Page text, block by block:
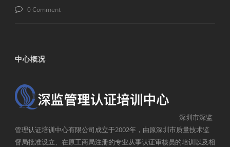
0 Comment
中心概况
深圳市深监
管理认证培训中心有限公司成立于2002年，由原深圳市质量技术监
督局批准设立、在原工商局注册的专业从事认证审核员的培训以及相